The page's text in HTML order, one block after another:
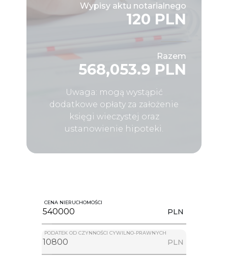
Wypisy aktu notarialnego
120 PLN
Razem
568,053.9 PLN
Uwaga: mogą wystąpić
dodatkowe opłaty za założenie
księgi wieczystej oraz
ustanowienie hipoteki.
CENA NIERUCHOMOŚCI
PLN
PODATEK OD CZYNNOŚCI CYWILNO-PRAWNYCH
PLN